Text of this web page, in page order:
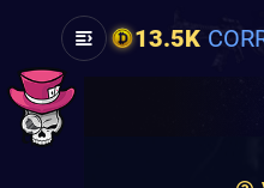
13.5K